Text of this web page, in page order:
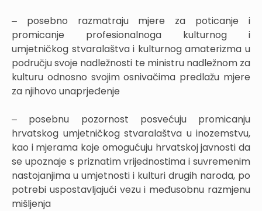
‒ posebno razmatraju mjere za poticanje i
promicanje profesionalnoga kulturnog i
umjetničkog stvaralaštva i kulturnog amaterizma u
području svoje nadležnosti te ministru nadležnom za
kulturu odnosno svojim osnivačima predlažu mjere
za njihovo unaprjeđenje
‒ posebnu pozornost posvećuju promicanju
hrvatskog umjetničkog stvaralaštva u inozemstvu,
kao i mjerama koje omogućuju hrvatskoj javnosti da
se upoznaje s priznatim vrijednostima i suvremenim
nastojanjima u umjetnosti i kulturi drugih naroda, po
potrebi uspostavljajući vezu i međusobnu razmjenu
mišljenja